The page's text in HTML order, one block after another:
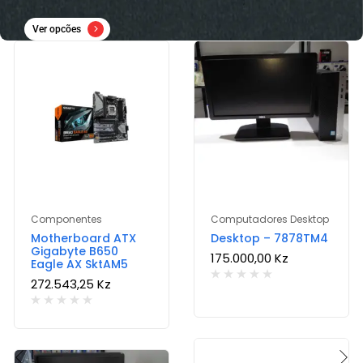
Ver opcões
Componentes
Motherboard ATX
Gigabyte B650
Eagle AX SktAM5
272.543,25 Kz
Computadores Desktop
Desktop – 7878TM4
175.000,00 Kz